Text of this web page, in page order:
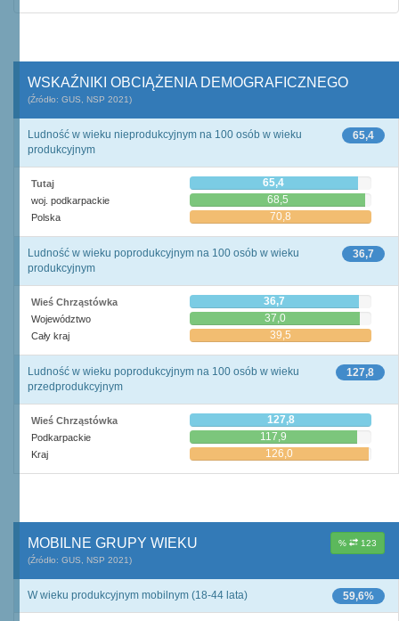
WSKAŹNIKI OBCIĄŻENIA DEMOGRAFICZNEGO
(Źródło: GUS, NSP 2021)
65,4
Ludność w wieku nieprodukcyjnym na 100 osób w wieku
produkcyjnym
Tutaj 65,4
woj. podkarpackie 68,5
Polska 70,8
36,7
Ludność w wieku poprodukcyjnym na 100 osób w wieku
produkcyjnym
Wieś Chrząstówka 36,7
Województwo 37,0
Cały kraj 39,5
127,8
Ludność w wieku poprodukcyjnym na 100 osób w wieku
przedprodukcyjnym
Wieś Chrząstówka 127,8
Podkarpackie 117,9
Kraj 126,0
% 123
MOBILNE GRUPY WIEKU
(Źródło: GUS, NSP 2021)
59,6%
W wieku produkcyjnym mobilnym (18-44 lata)